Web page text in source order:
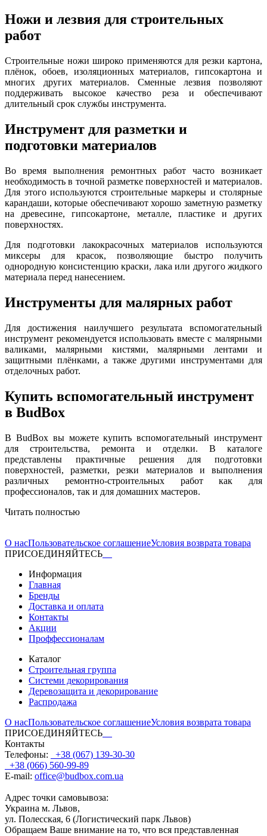
Ножи и лезвия для строительных
работ
Строительные ножи широко применяются для резки картона,
плёнок, обоев, изоляционных материалов, гипсокартона и
многих других материалов. Сменные лезвия позволяют
поддерживать высокое качество реза и обеспечивают
длительный срок службы инструмента.
Инструмент для разметки и
подготовки материалов
Во время выполнения ремонтных работ часто возникает
необходимость в точной разметке поверхностей и материалов.
Для этого используются строительные маркеры и столярные
карандаши, которые обеспечивают хорошо заметную разметку
на древесине, гипсокартоне, металле, пластике и других
поверхностях.
Для подготовки лакокрасочных материалов используются
миксеры для красок, позволяющие быстро получить
однородную консистенцию краски, лака или другого жидкого
материала перед нанесением.
Инструменты для малярных работ
Для достижения наилучшего результата вспомогательный
инструмент рекомендуется использовать вместе с малярными
валиками, малярными кистями, малярными лентами и
защитными плёнками, а также другими инструментами для
отделочных работ.
Купить вспомогательный инструмент
в BudBox
В BudBox вы можете купить вспомогательный инструмент
для строительства, ремонта и отделки. В каталоге
представлены практичные решения для подготовки
поверхностей, разметки, резки материалов и выполнения
различных ремонтно-строительных работ как для
профессионалов, так и для домашних мастеров.
Читать полностью
О насПользовательское соглашениеУсловия возврата товара
ПРИСОЕДИНЯЙТЕСЬ
Информация
Главная
Бренды
Доставка и оплата
Контакты
Акции
Проффессионалам
Каталог
Строительная группа
Системи декорирования
Деревозащита и декорирование
Распродажа
О насПользовательское соглашениеУсловия возврата товара
ПРИСОЕДИНЯЙТЕСЬ
Контакты
Телефоны:
+38 (067) 139-30-30
+38 (066) 560-99-89
E-mail: office@budbox.com.ua
Адрес точки самовывоза:
Украина м. Львов,
ул. Полесская, 6 (Логистический парк Львов)
Обращаем Ваше внимание на то, что вся представленная